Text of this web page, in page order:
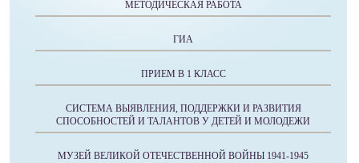
МЕТОДИЧЕСКАЯ РАБОТА
ГИА
ПРИЕМ В 1 КЛАСС
СИСТЕМА ВЫЯВЛЕНИЯ, ПОДДЕРЖКИ И РАЗВИТИЯ
СПОСОБНОСТЕЙ И ТАЛАНТОВ У ДЕТЕЙ И МОЛОДЕЖИ
МУЗЕЙ ВЕЛИКОЙ ОТЕЧЕСТВЕННОЙ ВОЙНЫ 1941-1945